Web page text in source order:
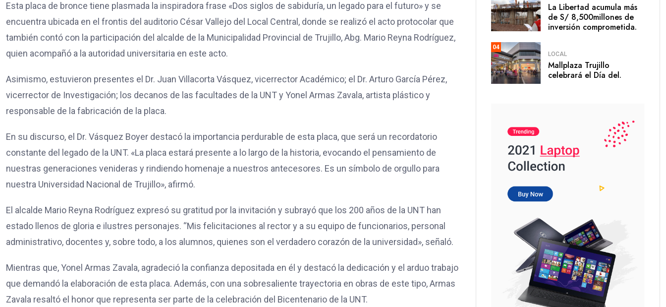
Esta placa de bronce tiene plasmada la inspiradora frase «Dos siglos de sabiduría, un legado para el futuro» y se
encuentra ubicada en el frontis del auditorio César Vallejo del Local Central, donde se realizó el acto protocolar que
también contó con la participación del alcalde de la Municipalidad Provincial de Trujillo, Abg. Mario Reyna Rodríguez,
quien acompañó a la autoridad universitaria en este acto.
Asimismo, estuvieron presentes el Dr. Juan Villacorta Vásquez, vicerrector Académico; el Dr. Arturo García Pérez,
vicerrector de Investigación; los decanos de las facultades de la UNT y Yonel Armas Zavala, artista plástico y
responsable de la fabricación de la placa.
En su discurso, el Dr. Vásquez Boyer destacó la importancia perdurable de esta placa, que será un recordatorio
constante del legado de la UNT. «La placa estará presente a lo largo de la historia, evocando el pensamiento de
nuestras generaciones venideras y rindiendo homenaje a nuestros antecesores. Es un símbolo de orgullo para
nuestra Universidad Nacional de Trujillo», afirmó.
El alcalde Mario Reyna Rodríguez expresó su gratitud por la invitación y subrayó que los 200 años de la UNT han
estado llenos de gloria e ilustres personajes. “Mis felicitaciones al rector y a su equipo de funcionarios, personal
administrativo, docentes y, sobre todo, a los alumnos, quienes son el verdadero corazón de la universidad», señaló.
Mientras que, Yonel Armas Zavala, agradeció la confianza depositada en él y destacó la dedicación y el arduo trabajo
que demandó la elaboración de esta placa. Además, con una sobresaliente trayectoria en obras de este tipo, Armas
Zavala resaltó el honor que representa ser parte de la celebración del Bicentenario de la UNT.
La Libertad acumula más
de S/ 8,500millones de
inversión comprometida.
04
LOCAL
Mallplaza Trujillo
celebrará el Día del.